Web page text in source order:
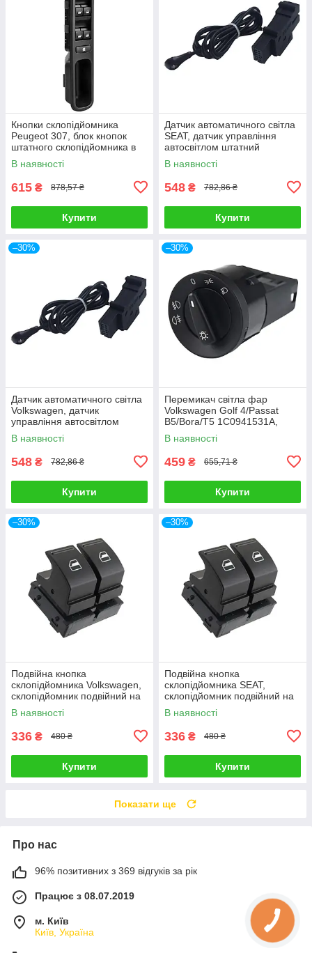
Кнопки склопідйомника
Peugeot 307, блок кнопок
штатного склопідйомника в
двері водія
В наявності
615 ₴ 878,57 ₴
Купити
Датчик автоматичного світла
SEAT, датчик управління
автосвітлом штатний
В наявності
548 ₴ 782,86 ₴
Купити
–30%
Датчик автоматичного світла
Volkswagen, датчик
управління автосвітлом
штатний
В наявності
548 ₴ 782,86 ₴
Купити
–30%
Перемикач світла фар
Volkswagen Golf 4/Passat
B5/Bora/T5 1C0941531A,
модуль управління світлом
фар
В наявності
459 ₴ 655,71 ₴
Купити
–30%
Подвійна кнопка
склопідйомника Volkswagen,
склопідйомник подвійний на
двері водія
В наявності
336 ₴ 480 ₴
Купити
–30%
Подвійна кнопка
склопідйомника SEAT,
склопідйомник подвійний на
двері водія
В наявності
336 ₴ 480 ₴
Купити
Показати ще
Про нас
96% позитивних з 369 відгуків за рік
Працює з 08.07.2019
м. Київ
Київ, Україна